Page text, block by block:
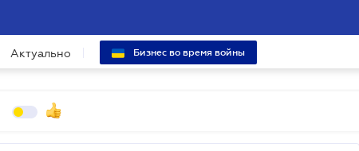
Актуально Бизнес во время войны